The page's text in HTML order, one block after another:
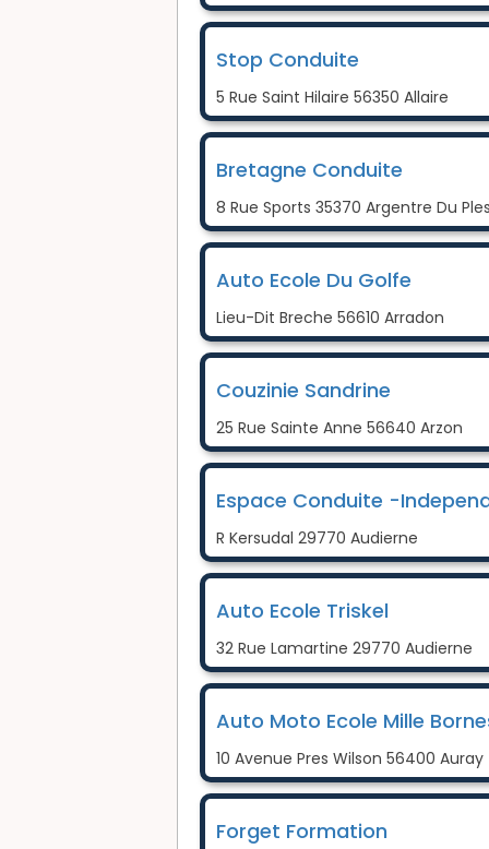
Stop Conduite
5 Rue Saint Hilaire 56350 Allaire
Bretagne Conduite
8 Rue Sports 35370 Argentre Du
Auto Ecole Du Golfe
Lieu-Dit Breche 56610 Arradon
Couzinie Sandrine
25 Rue Sainte Anne 56640 Arzon
Espace Conduite -
R Kersudal 29770 Audierne
Auto Ecole Triskel
32 Rue Lamartine 29770 Audierne
Auto Moto Ecole Mille
10 Avenue Pres Wilson 56400 Auray
Forget Formation